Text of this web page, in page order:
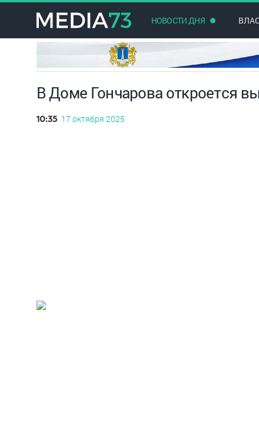
НОВОСТИ ДНЯ
В Доме Гончарова откроется
10:35 17 октября 2025